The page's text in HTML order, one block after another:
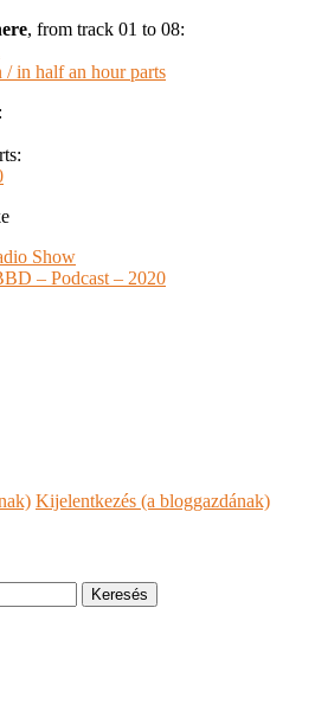
, from track 01 to 08:
/ in half an hour parts
Show
– Podcast – 2020
Kijelentkezés (a bloggazdának)